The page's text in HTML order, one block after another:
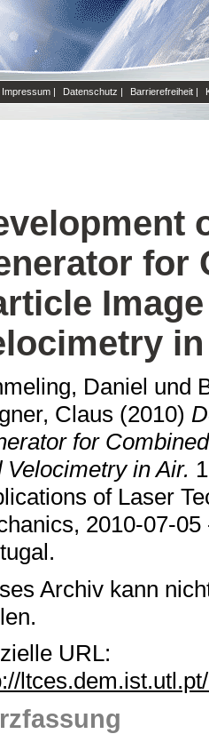
Impressum | Datenschutz | Barrierefreiheit |
for
Daniel und
Claus (2010)
for
Velocimetry in Air.
of Laser
2010-07-
Archiv kann
URL: